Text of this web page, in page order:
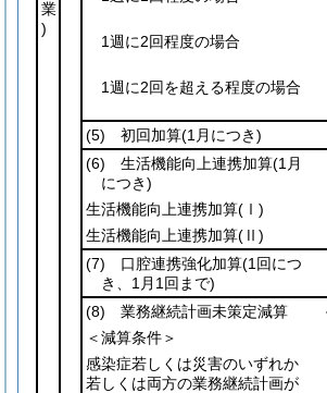
業
)
1週に2回程度の場合
1週に2回を超える程度の場合
(5) 初回加算(1月につき)
(6) 生活機能向上連携加算(1月
につき)
生活機能向上連携加算(Ⅰ)
生活機能向上連携加算(Ⅱ)
(7) 口腔連携強化加算(1回につ
き、1月1回まで)
(8) 業務継続計画未策定減算
＜減算条件＞
感染症若しくは災害のいずれか
若しくは両方の業務継続計画が